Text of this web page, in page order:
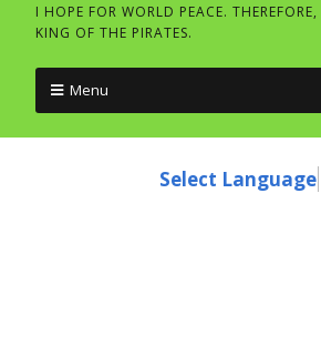
I HOPE FOR WORLD PEACE.
KING OF THE PIRATES.
Menu
Select Language